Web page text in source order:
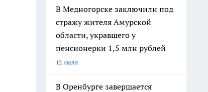
В Медногорске заключили под
стражу жителя Амурской
области, укравшего у
пенсионерки 1,5 млн рублей
12 июля
В Оренбурге завершается